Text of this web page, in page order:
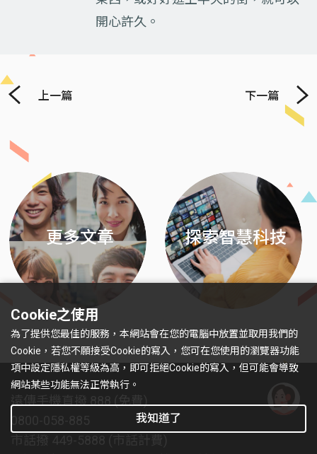
開心許久。
上一篇 下一篇
更多文章 探索智慧科技
問
Cookie之使用
為了提供您最佳的服務，本網站會在您的電腦中放置並取用我們的
Cookie，若您不願接受Cookie的寫入，您可在您使用的瀏覽器功能
項中設定隱私權等級為高，即可拒絕Cookie的寫入，但可能會導致
網站某些功能無法正常執行。
我知道了